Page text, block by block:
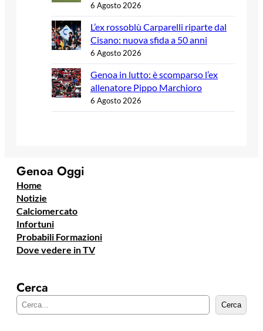
6 Agosto 2026
L’ex rossoblù Carparelli riparte dal
Cisano: nuova sfida a 50 anni
6 Agosto 2026
Genoa in lutto: è scomparso l’ex
allenatore Pippo Marchioro
6 Agosto 2026
Genoa Oggi
Home
Notizie
Calciomercato
Infortuni
Probabili Formazioni
Dove vedere in TV
Cerca
e
Cerca